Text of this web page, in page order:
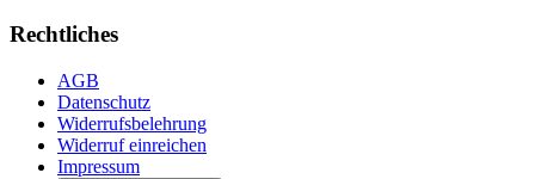
Rechtliches
AGB
Datenschutz
Widerrufsbelehrung
Widerruf einreichen
Impressum